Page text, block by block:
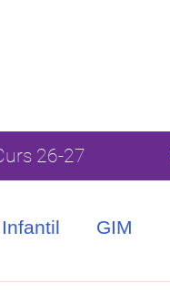
26-27
Infantil GIM